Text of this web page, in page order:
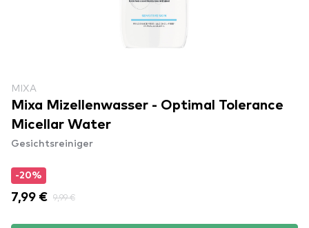
MIXA
Mixa Mizellenwasser - Optimal Tolerance
Micellar Water
Gesichtsreiniger
-20%
7,99 € 9,99 €